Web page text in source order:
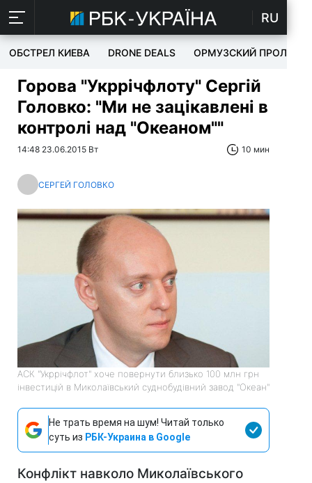
RU
ОБСТРЕЛ КИЕВА DRONE DEALS ОРМУЗСКИЙ ПРОЛИВ
Горова "Укррічфлоту" Сергій
Головко: "Ми не зацікавлені в
контролі над "Океаном""
14:48 23.06.2015 Вт 10 мин
СЕРГЕЙ ГОЛОВКО
АСК "Укррічфлот" хоче повернути близько 100 млн грн
інвестицій в Миколаївський суднобудівний завод "Океан"
Не трать время на шум! Читай только
суть из РБК-Украина в Google
Конфлікт навколо Миколаївського